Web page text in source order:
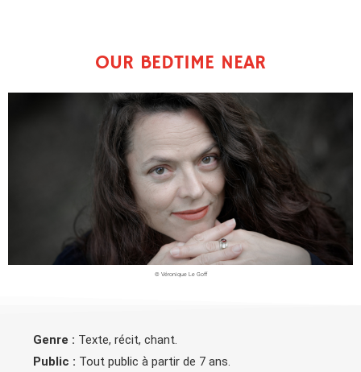
OUR BEDTIME NEAR
© Véronique Le Goff
Genre : Texte, récit, chant.
Public : Tout public à partir de 7 ans.